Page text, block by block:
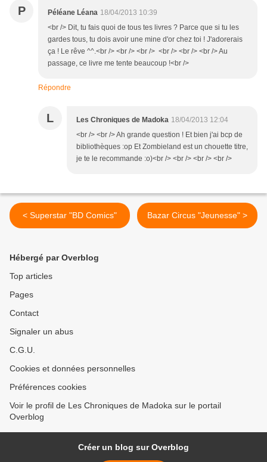
P Péléane Léana 18/04/2013 10:39
<br /> Dit, tu fais quoi de tous tes livres ? Parce que si tu les
gardes tous, tu dois avoir une mine d'or chez toi ! J'adorerais
ça ! Le rêve ^^.<br /> <br /> <br /> <br /> <br /> <br /> Au
passage, ce livre me tente beaucoup !<br />
Répondre
L Les Chroniques de Madoka 18/04/2013 12:04
<br /> <br /> Ah grande question ! Et bien j'ai bcp de
bibliothèques :op Et Zombieland est un chouette titre,
je te le recommande :o)<br /> <br /> <br /> <br />
< Superstar "BD Comics" Bazar Circus "Jeunesse" >
Hébergé par Overblog
Top articles
Pages
Contact
Signaler un abus
C.G.U.
Cookies et données personnelles
Préférences cookies
Voir le profil de Les Chroniques de Madoka sur le portail
Overblog
Créer un blog sur Overblog